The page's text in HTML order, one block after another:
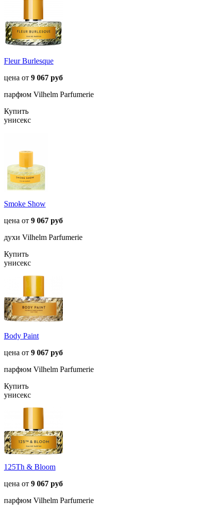
Fleur Burlesque
цена от 9 067 руб
парфюм Vilhelm Parfumerie
Купить
унисекс
Smoke Show
цена от 9 067 руб
духи Vilhelm Parfumerie
Купить
унисекс
Body Paint
цена от 9 067 руб
парфюм Vilhelm Parfumerie
Купить
унисекс
125Th & Bloom
цена от 9 067 руб
парфюм Vilhelm Parfumerie